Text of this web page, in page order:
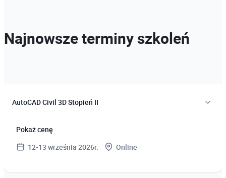
Najnowsze terminy szkoleń
AutoCAD Civil 3D Stopień II
Pokaż cenę
12-13 września 2026r.
Online